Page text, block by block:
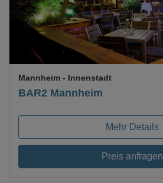
BAR2 Mannheim
Mannheim - Innenstadt
Mehr Details
Preis anfragen